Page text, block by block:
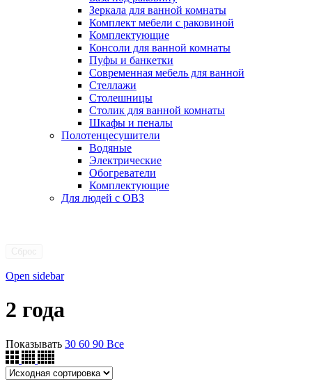
Зеркала для ванной комнаты
Комплект мебели с раковиной
Комплектующие
Консоли для ванной комнаты
Пуфы и банкетки
Современная мебель для ванной
Стеллажи
Столешницы
Столик для ванной комнаты
Шкафы и пеналы
Полотенцесушители
Водяные
Электрические
Обогреватели
Комплектующие
Для людей с ОВЗ
Open sidebar
2 года
Показывать 30 60 90 Все